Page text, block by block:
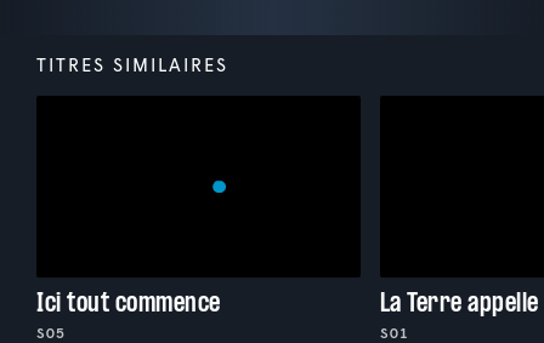
TITRES SIMILAIRES
Ici tout commence
S05
La Terre
S01